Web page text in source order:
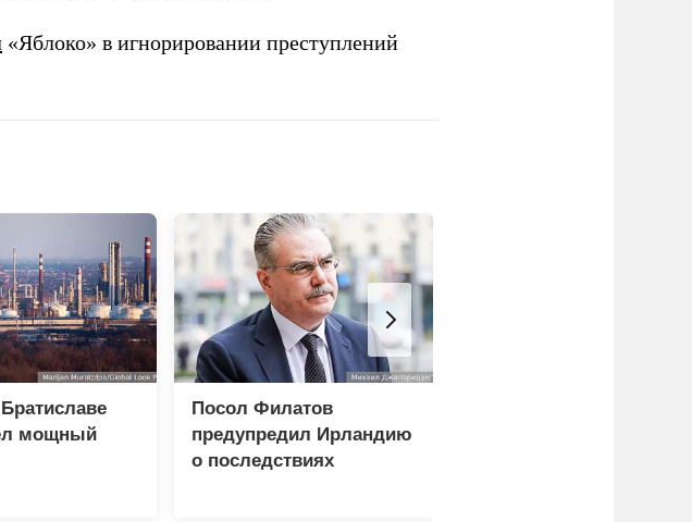
«Яблоко» в игнорировании преступлений
мощный
Посол Филатов
предупредил Ирландию
о последствиях